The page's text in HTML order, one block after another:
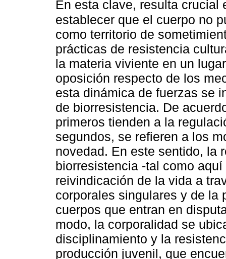
En esta clave, resulta crucial
establecer que el cuerpo no
como territorio de
prácticas de resistencia
la materia viviente en un
oposición respecto de los
esta dinámica de fuerzas se
de biorresistencia. De
primeros tienden a la
segundos, se refieren a los
novedad. En este sentido, la
biorresistencia -tal como
reivindicación de la vida a
corporales singulares y de la
cuerpos que entran en
modo, la corporalidad se
disciplinamiento y la
producción juvenil, que